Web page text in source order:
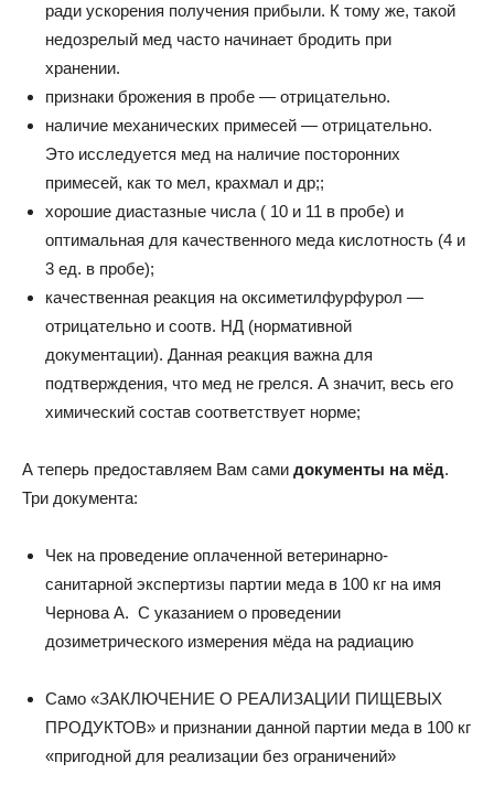
ради ускорения получения прибыли. К тому же, такой
недозрелый мед часто начинает бродить при
хранении.
признаки брожения в пробе — отрицательно.
наличие механических примесей — отрицательно.
Это исследуется мед на наличие посторонних
примесей, как то мел, крахмал и др;;
хорошие диастазные числа ( 10 и 11 в пробе) и
оптимальная для качественного меда кислотность (4 и
3 ед. в пробе);
качественная реакция на оксиметилфурфурол —
отрицательно и соотв. НД (нормативной
документации). Данная реакция важна для
подтверждения, что мед не грелся. А значит, весь его
химический состав соответствует норме;
А теперь предоставляем Вам сами документы на мёд.
Три документа:
Чек на проведение оплаченной ветеринарно-
санитарной экспертизы партии меда в 100 кг на имя
Чернова А. С указанием о проведении
дозиметрического измерения мёда на радиацию
Само «ЗАКЛЮЧЕНИЕ О РЕАЛИЗАЦИИ ПИЩЕВЫХ
ПРОДУКТОВ» и признании данной партии меда в 100 кг
«пригодной для реализации без ограничений»